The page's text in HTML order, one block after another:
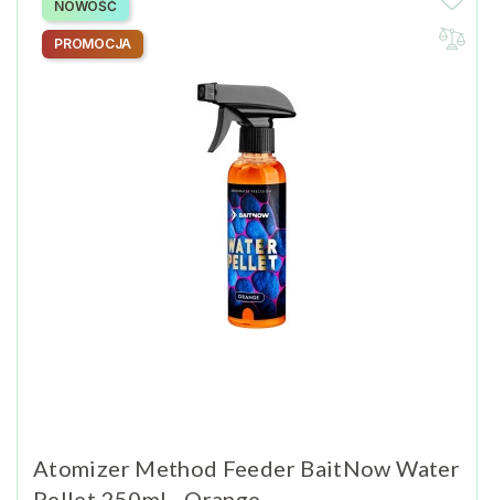
Atomizer Method Feeder BaitNow Water
NOWOŚĆ
PROMOCJA